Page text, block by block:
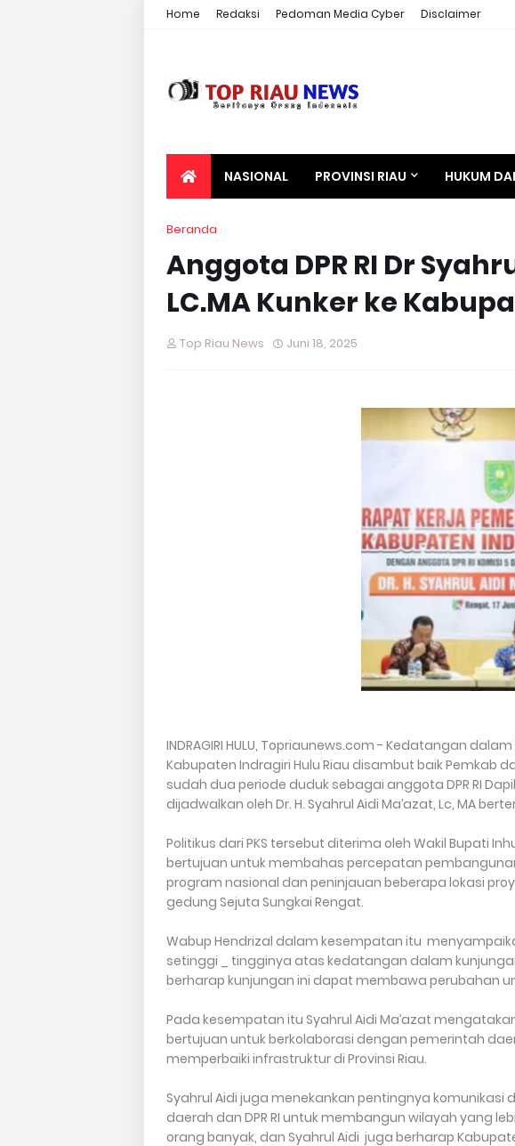
Home Redaksi Pedoman Media Cyber Disclaimer
NASIONAL PROVINSI RIAU HUKUM
Beranda
Anggota DPR RI Dr
LC.MA Kunker ke
Top Riau News Juni 18, 2025
INDRAGIRI HULU, Topriaunews.com - Kedatangan dalam
Kabupaten Indragiri Hulu Riau disambut baik Pemkab
sudah dua periode duduk sebagai anggota DPR RI
dijadwalkan oleh Dr. H. Syahrul Aidi Ma’azat, Lc, MA
Politikus dari PKS tersebut diterima oleh Wakil Bupati
bertujuan untuk membahas percepatan
program nasional dan peninjauan beberapa lokasi
gedung Sejuta Sungkai Rengat.
Wabup Hendrizal dalam kesempatan itu
setinggi _ tingginya atas kedatangan dalam
berharap kunjungan ini dapat membawa perubahan
Pada kesempatan itu Syahrul Aidi Ma’azat
bertujuan untuk berkolaborasi dengan pemerintah
memperbaiki infrastruktur di Provinsi Riau.
Syahrul Aidi juga menekankan pentingnya
daerah dan DPR RI untuk membangun wilayah yang
orang banyak, dan Syahrul Aidi juga berharap